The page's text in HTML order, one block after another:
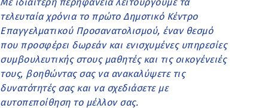
τελευταία χρόνια το πρώτο Δημοτικό Κέντρο
Επαγγελματικού Προσανατολισμού, έναν θεσμό
που προσφέρει δωρεάν και ενισχυμένες υπηρεσίες
συμβουλευτικής στους μαθητές και τις οικογένειές
τους, βοηθώντας σας να ανακαλύψετε τις
δυνατότητές σας και να σχεδιάσετε με
αυτοπεποίθηση το μέλλον σας.